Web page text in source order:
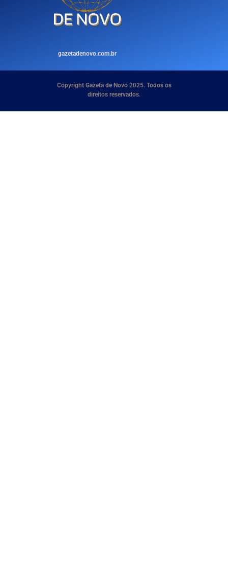
gazetadenovo.com.br
Copyright Gazeta de Novo 2025. Todos os
direitos reservados.